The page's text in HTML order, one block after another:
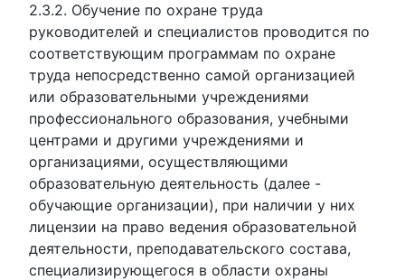
2.3.2. Обучение по охране труда
руководителей и специалистов проводится по
соответствующим программам по охране
труда непосредственно самой организацией
или образовательными учреждениями
профессионального образования, учебными
центрами и другими учреждениями и
организациями, осуществляющими
образовательную деятельность (далее -
обучающие организации), при наличии у них
лицензии на право ведения образовательной
деятельности, преподавательского состава,
специализирующегося в области охраны